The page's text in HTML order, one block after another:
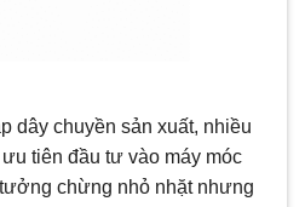
dây chuyền sản xuất, nhiều
tiên đầu tư vào máy móc
chừng nhỏ nhặt nhưng